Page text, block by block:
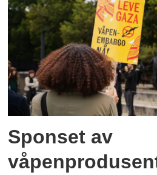
Sponset av